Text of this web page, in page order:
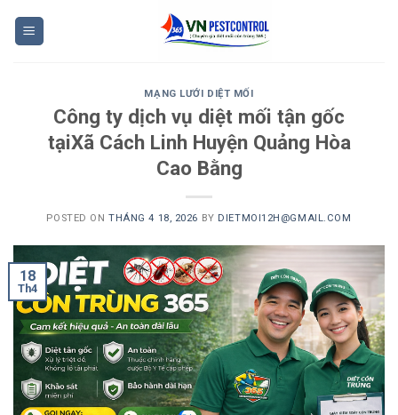
MẠNG LƯỚI DIỆT MỐI
Công ty dịch vụ diệt mối tận gốc
tạiXã Cách Linh Huyện Quảng Hòa
Cao Bằng
POSTED ONTHÁNG 4 18, 2026 BY DIETMOI12H@GMAIL.COM
18
Th4